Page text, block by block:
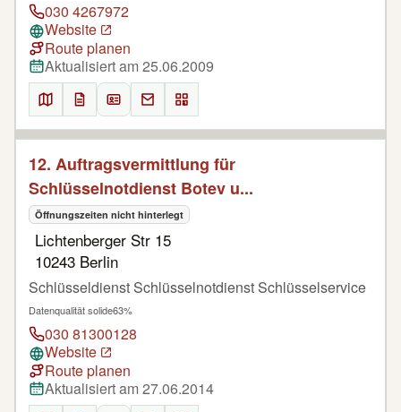
030 4267972
Website
Route planen
Aktualisiert am 25.06.2009
12. Auftragsvermittlung für
Schlüsselnotdienst Botev u...
Öffnungszeiten nicht hinterlegt
Lichtenberger Str 15
10243 Berlin
Schlüsseldienst Schlüsselnotdienst Schlüsselservice
Datenqualität solide63%
030 81300128
Website
Route planen
Aktualisiert am 27.06.2014